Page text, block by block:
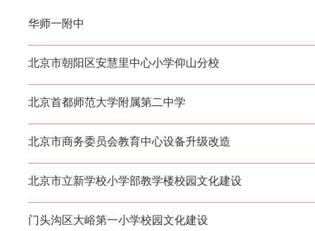
华师一附中
北京市朝阳区安慧里中心小学仰山分校
北京首都师范大学附属第二中学
北京市商务委员会教育中心设备升级改造
北京市立新学校小学部教学楼校园文化建设
门头沟区大峪第一小学校园文化建设